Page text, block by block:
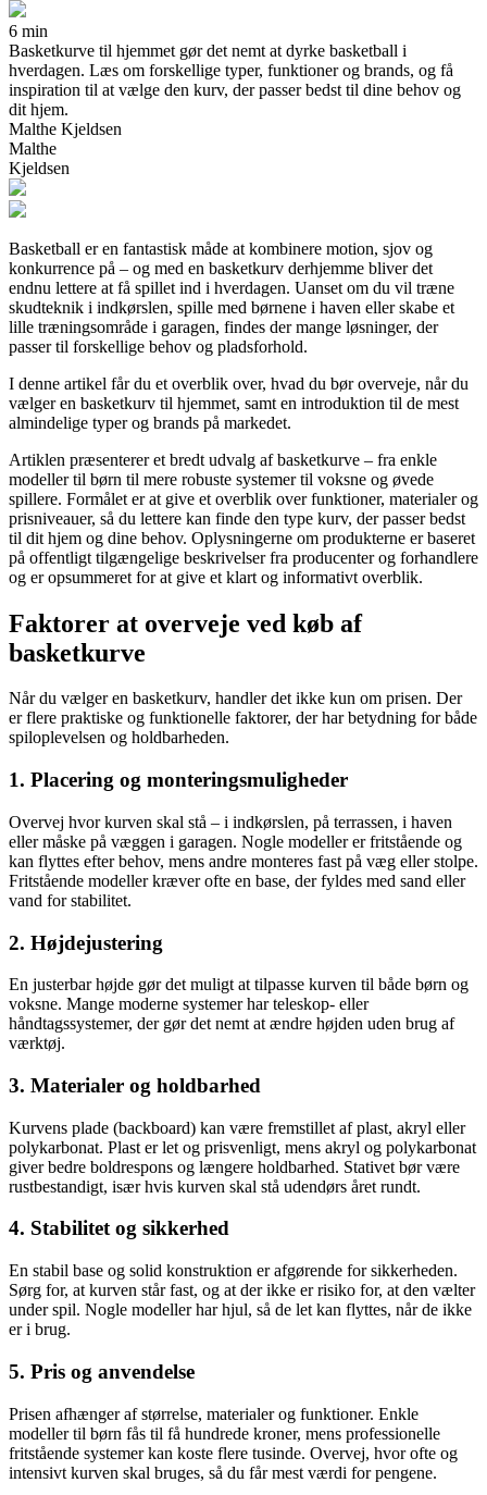
6 min
Basketkurve til hjemmet gør det nemt at dyrke basketball i
hverdagen. Læs om forskellige typer, funktioner og brands, og få
inspiration til at vælge den kurv, der passer bedst til dine behov og
dit hjem.
Malthe Kjeldsen
Malthe
Kjeldsen
Basketball er en fantastisk måde at kombinere motion, sjov og
konkurrence på – og med en basketkurv derhjemme bliver det
endnu lettere at få spillet ind i hverdagen. Uanset om du vil træne
skudteknik i indkørslen, spille med børnene i haven eller skabe et
lille træningsområde i garagen, findes der mange løsninger, der
passer til forskellige behov og pladsforhold.
I denne artikel får du et overblik over, hvad du bør overveje, når du
vælger en basketkurv til hjemmet, samt en introduktion til de mest
almindelige typer og brands på markedet.
Artiklen præsenterer et bredt udvalg af basketkurve – fra enkle
modeller til børn til mere robuste systemer til voksne og øvede
spillere. Formålet er at give et overblik over funktioner, materialer og
prisniveauer, så du lettere kan finde den type kurv, der passer bedst
til dit hjem og dine behov. Oplysningerne om produkterne er baseret
på offentligt tilgængelige beskrivelser fra producenter og forhandlere
og er opsummeret for at give et klart og informativt overblik.
Faktorer at overveje ved køb af
basketkurve
Når du vælger en basketkurv, handler det ikke kun om prisen. Der
er flere praktiske og funktionelle faktorer, der har betydning for både
spiloplevelsen og holdbarheden.
1. Placering og monteringsmuligheder
Overvej hvor kurven skal stå – i indkørslen, på terrassen, i haven
eller måske på væggen i garagen. Nogle modeller er fritstående og
kan flyttes efter behov, mens andre monteres fast på væg eller stolpe.
Fritstående modeller kræver ofte en base, der fyldes med sand eller
vand for stabilitet.
2. Højdejustering
En justerbar højde gør det muligt at tilpasse kurven til både børn og
voksne. Mange moderne systemer har teleskop- eller
håndtagssystemer, der gør det nemt at ændre højden uden brug af
værktøj.
3. Materialer og holdbarhed
Kurvens plade (backboard) kan være fremstillet af plast, akryl eller
polykarbonat. Plast er let og prisvenligt, mens akryl og polykarbonat
giver bedre boldrespons og længere holdbarhed. Stativet bør være
rustbestandigt, især hvis kurven skal stå udendørs året rundt.
4. Stabilitet og sikkerhed
En stabil base og solid konstruktion er afgørende for sikkerheden.
Sørg for, at kurven står fast, og at der ikke er risiko for, at den vælter
under spil. Nogle modeller har hjul, så de let kan flyttes, når de ikke
er i brug.
5. Pris og anvendelse
Prisen afhænger af størrelse, materialer og funktioner. Enkle
modeller til børn fås til få hundrede kroner, mens professionelle
fritstående systemer kan koste flere tusinde. Overvej, hvor ofte og
intensivt kurven skal bruges, så du får mest værdi for pengene.